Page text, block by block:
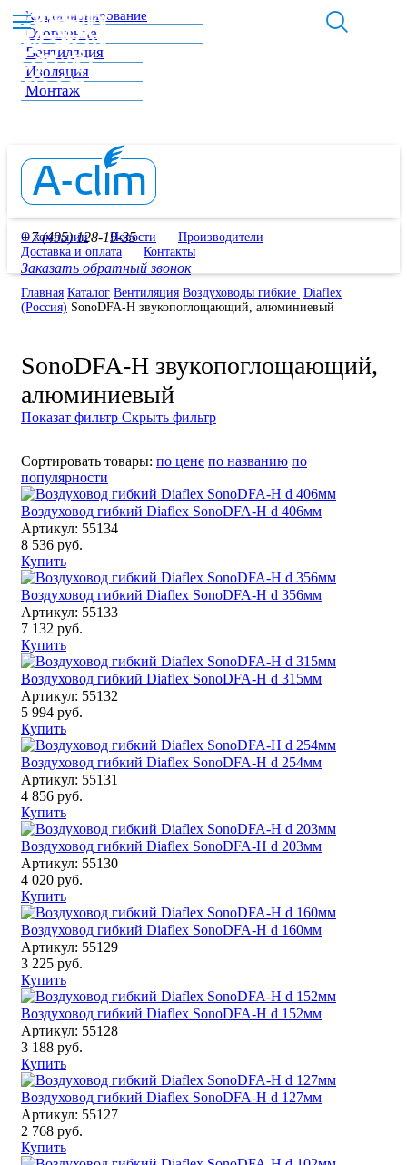
Кондиционирование
Отопление
Вентиляция
Изоляция
Монтаж
+7 (495) 128-19-35
Заказать обратный звонок
О компании Новости
Производители
Доставка и оплата
Контакты
Главная Каталог Вентиляция Воздуховоды гибкие Diaflex
(Россия) SonoDFA-H звукопоглощающий, алюминиевый
SonoDFA-H звукопоглощающий,
алюминиевый
Показат фильтр Скрыть фильтр
Сортировать товары: по цене по названию по
популярности
Воздуховод гибкий Diaflex SonoDFA-H d 406мм
Артикул: 55134
8 536 руб.
Купить
Воздуховод гибкий Diaflex SonoDFA-H d 356мм
Артикул: 55133
7 132 руб.
Купить
Воздуховод гибкий Diaflex SonoDFA-H d 315мм
Артикул: 55132
5 994 руб.
Купить
Воздуховод гибкий Diaflex SonoDFA-H d 254мм
Артикул: 55131
4 856 руб.
Купить
Воздуховод гибкий Diaflex SonoDFA-H d 203мм
Артикул: 55130
4 020 руб.
Купить
Воздуховод гибкий Diaflex SonoDFA-H d 160мм
Артикул: 55129
3 225 руб.
Купить
Воздуховод гибкий Diaflex SonoDFA-H d 152мм
Артикул: 55128
3 188 руб.
Купить
Воздуховод гибкий Diaflex SonoDFA-H d 127мм
Артикул: 55127
2 768 руб.
Купить